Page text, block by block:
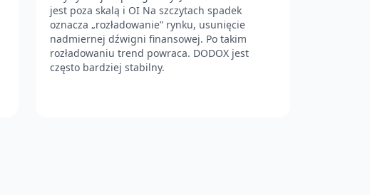
jest poza skalą i OI Na szczytach spadek
oznacza „rozładowanie” rynku, usunięcie
nadmiernej dźwigni finansowej. Po takim
rozładowaniu trend powraca. DODOX jest
często bardziej stabilny.